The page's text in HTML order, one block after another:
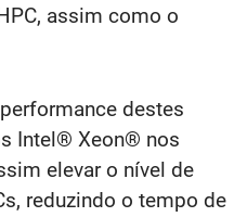
assim como o
destes
Intel® Xeon® nos
elevar o nível de
reduzindo o tempo de